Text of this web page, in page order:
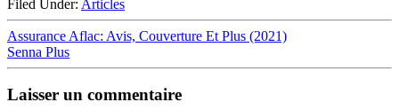
Filed Under: Articles
Assurance Aflac: Avis, Couverture Et Plus (2021)
Senna Plus
Laisser un commentaire